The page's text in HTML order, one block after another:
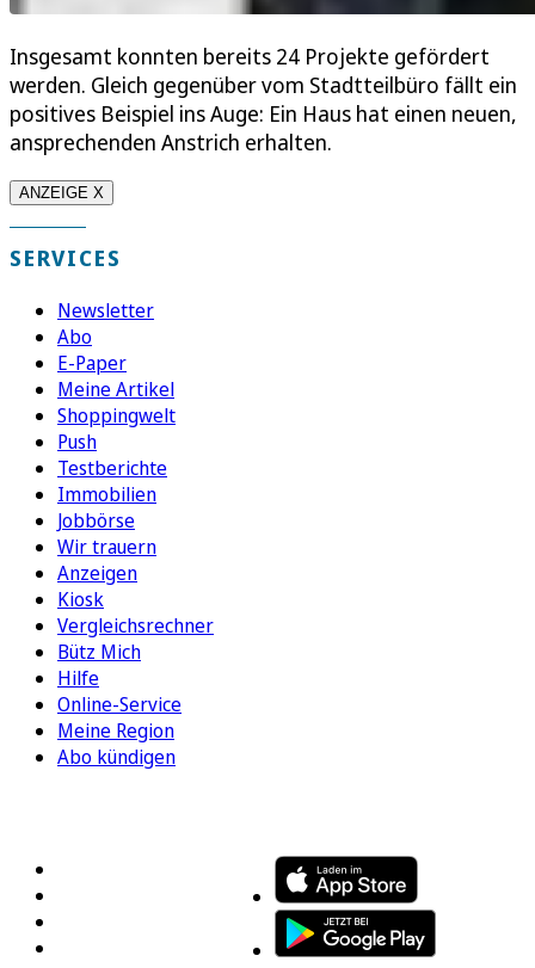
Insgesamt konnten bereits 24 Projekte gefördert
werden. Gleich gegenüber vom Stadtteilbüro fällt ein
positives Beispiel ins Auge: Ein Haus hat einen neuen,
ansprechenden Anstrich erhalten.
ANZEIGE X
SERVICES
Newsletter
Abo
E-Paper
Meine Artikel
Shoppingwelt
Push
Testberichte
Immobilien
Jobbörse
Wir trauern
Anzeigen
Kiosk
Vergleichsrechner
Bütz Mich
Hilfe
Online-Service
Meine Region
Abo kündigen